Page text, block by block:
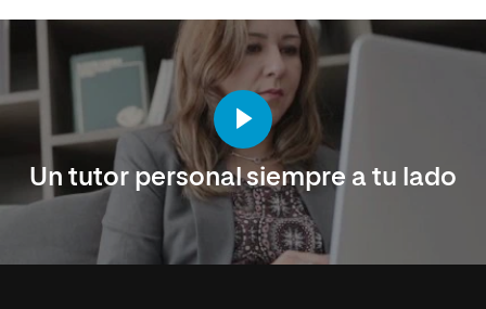
Un tutor personal siempre a tu lado